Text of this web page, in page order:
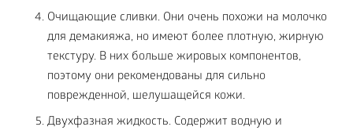
Очищающие сливки. Они очень похожи на молочко
для демакияжа, но имеют более плотную, жирную
текстуру. В них больше жировых компонентов,
поэтому они рекомендованы для сильно
поврежденной, шелушащейся кожи.
Двухфазная жидкость. Содержит водную и